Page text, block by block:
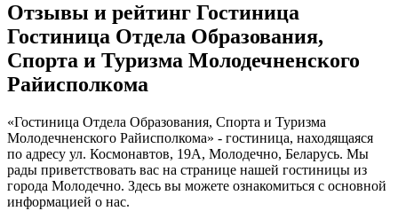
Отзывы и рейтинг Гостиница
Гостиница Отдела Образования,
Спорта и Туризма Молодечненского
Райисполкома
«Гостиница Отдела Образования, Спорта и Туризма
Молодечненского Райисполкома» - гостиница, находящаяся
по адресу ул. Космонавтов, 19А, Молодечно, Беларусь. Мы
рады приветствовать вас на странице нашей гостиницы из
города Молодечно. Здесь вы можете ознакомиться с основной
информацией о нас.